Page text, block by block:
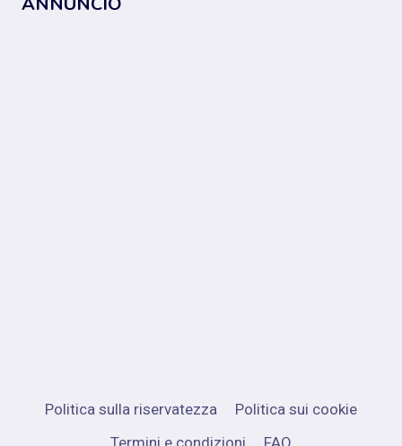
Politica sulla riservatezza
Politica sui cookie
Termini e condizioni
FAQ